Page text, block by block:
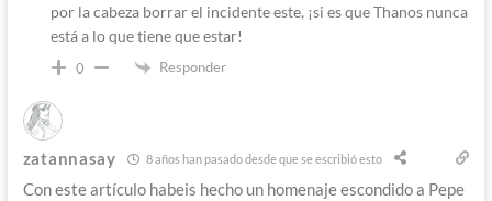
por la cabeza borrar el incidente este, ¡si es que Thanos nunca
está a lo que tiene que estar!
0 Responder
zatannasay 8 años han pasado desde que se escribió esto
Con este artículo habeis hecho un homenaje escondido a Pepe